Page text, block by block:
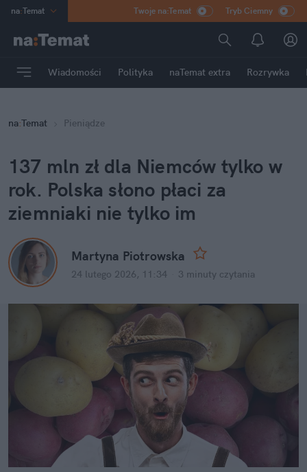
na:Temat
Poland
mama
Rozrywka
Twoje na:Temat Tryb Ciemny
Wiadomości Polityka naTemat extra Rozrywka
na:Temat Pieniądze
137 mln zł dla Niemców tylko w
rok. Polska słono płaci za
ziemniaki nie tylko im
Martyna Piotrowska
24 lutego 2026, 11:34 3 minuty czytania